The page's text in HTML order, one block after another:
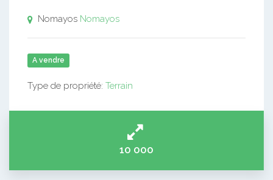
Nomayos Nomayos
A vendre
Type de propriété: Terrain
10 000